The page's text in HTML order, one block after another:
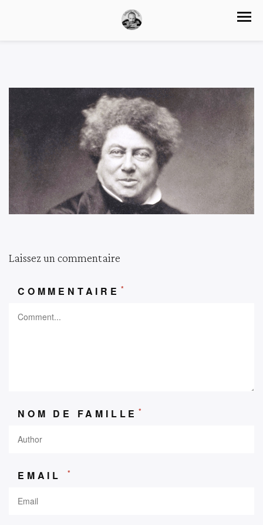
Laissez un commentaire
COMMENTAIRE *
NOM DE FAMILLE *
EMAIL *